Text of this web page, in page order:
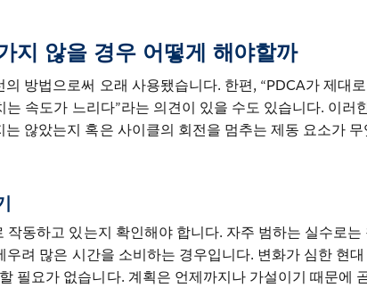
지 않을 경우 어떻게 해야할까
방법으로써 오래 사용됐습니다. 한편, “PDCA가 제대
는 속도가 느리다”라는 의견이 있을 수도 있습니다. 이러
않았는지 혹은 사이클의 회전을 멈추는 제동 요소가 무
작동하고 있는지 확인해야 합니다. 자주 범하는 실수로는
려 많은 시간을 소비하는 경우입니다. 변화가 심한 현대
필요가 없습니다. 계획은 언제까지나 가설이기 때문에